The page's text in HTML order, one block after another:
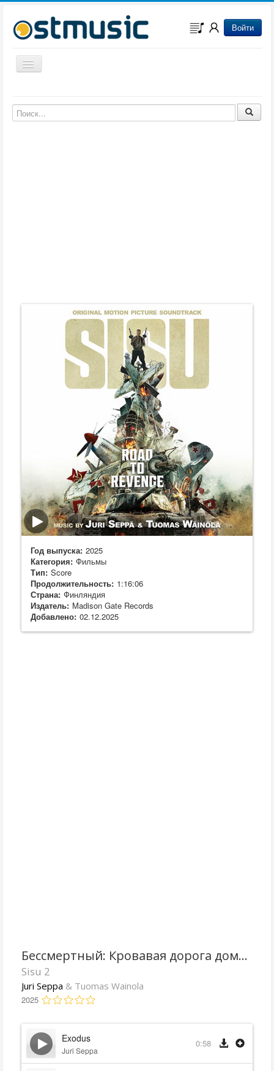
Войти
Включить/выключить навигацию
Музыка из мультфильмов
Музыка из сериалов
Год выпуска: 2025
Категория: Фильмы
Тип: Score
Продолжительность: 1:16:06
Страна: Финляндия
Издатель: Madison Gate Records
Добавлено: 02.12.2025
Бессмертный: Кровавая дорога домой
Sisu 2
Juri Seppa & Tuomas Wainola
2025
Exodus
Juri Seppa
0:58